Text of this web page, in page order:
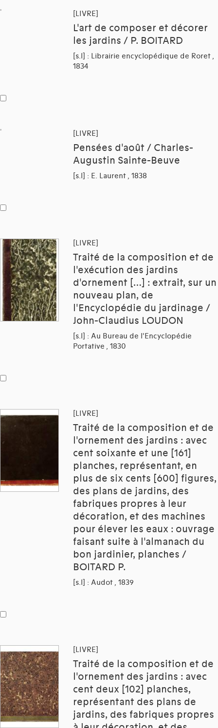
[LIVRE]
L'art de composer et décorer
les jardins / P. BOITARD
[s.l] : Librairie encyclopédique de Roret ,
1834
[LIVRE]
Pensées d'août / Charles-
Augustin Sainte-Beuve
[s.l] : E. Laurent , 1838
[LIVRE]
Traité de la composition et de
l'exécution des jardins
d'ornement […] : extrait, sur un
nouveau plan, de
l'Encyclopédie du jardinage /
John-Claudius LOUDON
[s.l] : Au Bureau de l'Encyclopédie
Portative , 1830
[LIVRE]
Traité de la composition et de
l'ornement des jardins : avec
cent soixante et une [161]
planches, représentant, en
plus de six cents [600] figures,
des plans de jardins, des
fabriques propres à leur
décoration, et des machines
pour élever les eaux : ouvrage
faisant suite à l'almanach du
bon jardinier, planches /
BOITARD P.
[s.l] : Audot , 1839
[LIVRE]
Traité de la composition et de
l'ornement des jardins : avec
cent deux [102] planches,
représentant des plans de
jardins, des fabriques propres